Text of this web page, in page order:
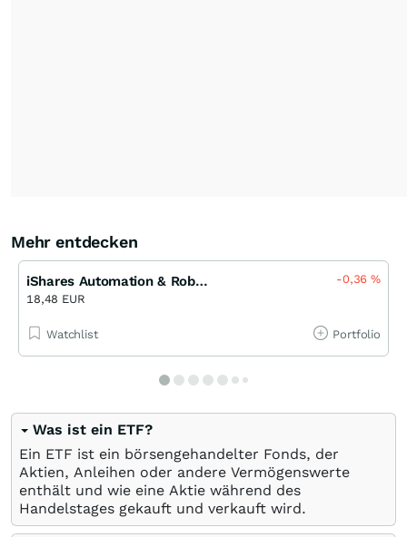
Mehr entdecken
iShares Automation & Robotics UCITS ETF
18,48 EUR
-0,36%
Watchlist Portfolio
Was ist ein ETF?
Ein ETF ist ein börsengehandelter Fonds, der
Aktien, Anleihen oder andere Vermögenswerte
enthält und wie eine Aktie während des
Handelstages gekauft und verkauft wird.